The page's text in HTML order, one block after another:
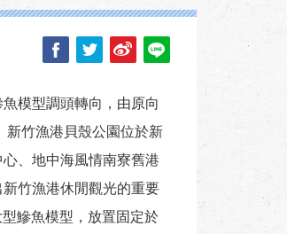
模型調頭轉向，由原向
新竹漁港貝殼公園位於新
、地中海風情南寮舊港
竹漁港休閒觀光的重要
鰺魚模型，放置固定於